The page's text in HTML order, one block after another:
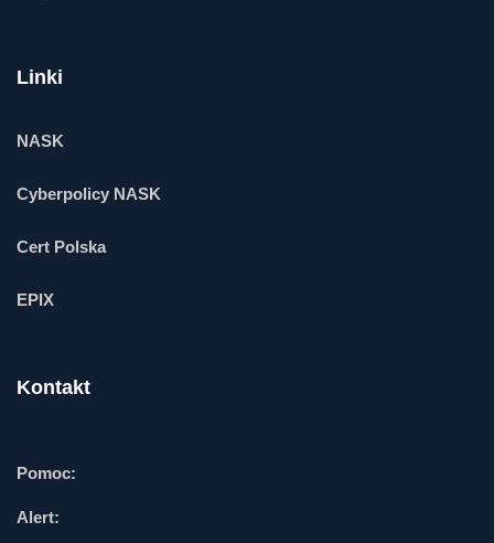
Linki
NASK
Cyberpolicy NASK
Cert Polska
EPIX
Kontakt
Pomoc:
Alert: